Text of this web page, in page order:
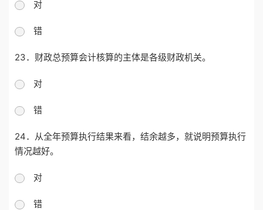
对
错
23．财政总预算会计核算的主体是各级财政机关。
对
错
24．从全年预算执行结果来看，结余越多，就说明预算执行
情况越好。
对
错